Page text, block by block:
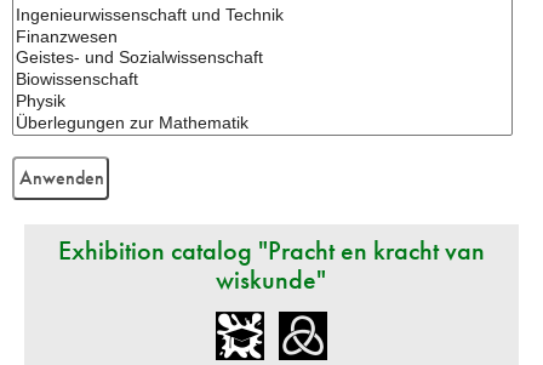
Exhibition catalog "Pracht en kracht van
wiskunde"